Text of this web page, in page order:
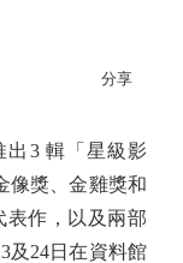
分享
3 輯「星級影
像獎、金雞獎和
表作，以及兩部
及24日在資料館